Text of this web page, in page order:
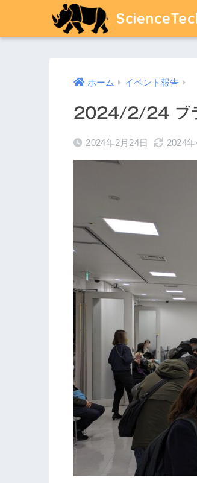
ホーム イベント報告
2024/2/24 ブラ
2024年2月24日 2024